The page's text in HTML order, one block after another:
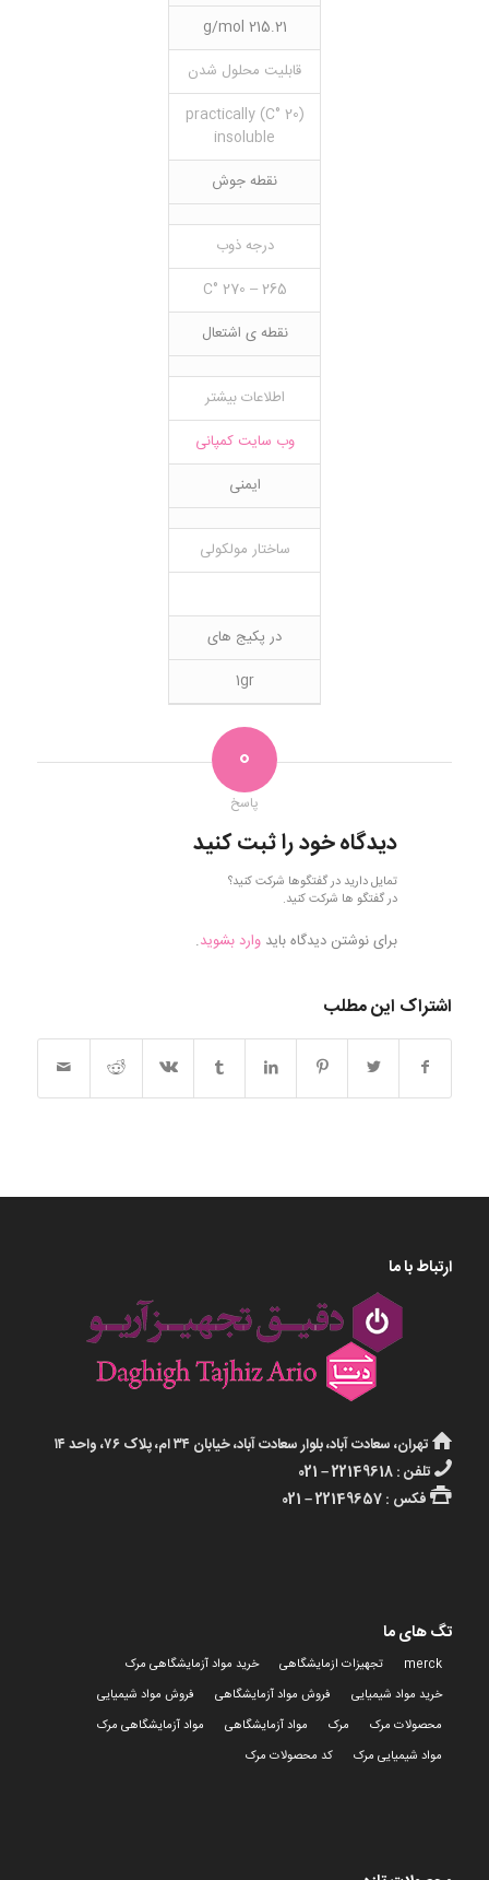
215.21 g/mol
قابلیت محلول شدن
(20 °C) practically
insoluble
نقطه جوش
درجه ذوب
265 – 270 °C
نقطه ی اشتعال
اطلاعات بیشتر
وب سایت کمپانی
ایمنی
ساختار مولکولی
در پکیج های
1gr
0
پاسخ
دیدگاه خود را ثبت کنید
تمایل دارید در گفتگوها شرکت کنید؟
در گفتگو ها شرکت کنید.
برای نوشتن دیدگاه باید وارد بشوید.
اشتراک این مطلب
ارتباط با ما
تهران، سعادت آباد، بلوار سعادت آباد، خیابان ۳۴ ام، پلاک ۷۶، واحد ۱۴
تلفن : 22149618 – 021
فکس : 22149657 – 021
تگ های ما
merck تجهیزات ازمایشگاهی
خرید مواد آزمایشگاهی مرک
خرید مواد شیمیایی
فروش مواد آزمایشگاهی
فروش مواد شیمیایی
محصولات مرک
مرک مواد آزمایشگاهی
مواد آزمایشگاهی مرک
مواد شیمیایی مرک
کد محصولات مرک